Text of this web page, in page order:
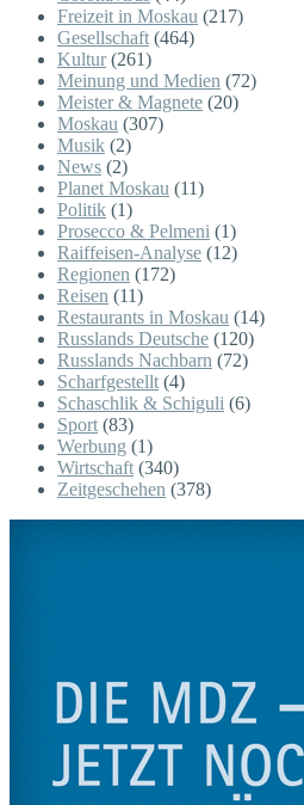
Freizeit in Moskau (217)
Gesellschaft (464)
Kultur(261)
Meinung und Medien (72)
Meister & Magnete (20)
Moskau (307)
Musik (2)
News (2)
Planet Moskau (11)
Politik (1)
Prosecco & Pelmeni (1)
Raiffeisen-Analyse (12)
Regionen (172)
Reisen (11)
Restaurants in Moskau (14)
Russlands Deutsche (120)
Russlands Nachbarn (72)
Scharfgestellt (4)
Schaschlik & Schiguli (6)
Sport (83)
Werbung (1)
Wirtschaft (340)
Zeitgeschehen (378)